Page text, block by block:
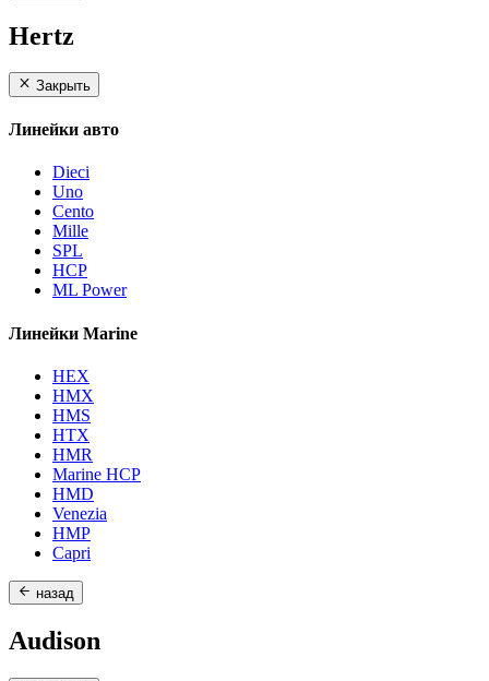
Hertz
Закрыть
Линейки авто
Dieci
Uno
Cento
Mille
SPL
HCP
ML Power
Линейки Marine
HEX
HMX
HMS
HTX
HMR
Marine HCP
HMD
Venezia
HMP
Capri
назад
Audison